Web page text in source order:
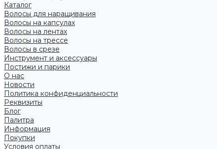
Каталог
Волосы для наращивания
Волосы на капсулах
Волосы на лентах
Волосы на трессе
Волосы в срезе
Инструмент и аксессуары
Постижи и парики
О нас
Новости
Политика конфиденциальности
Реквизиты
Блог
Палитра
Информация
Покупки
Условия оплаты